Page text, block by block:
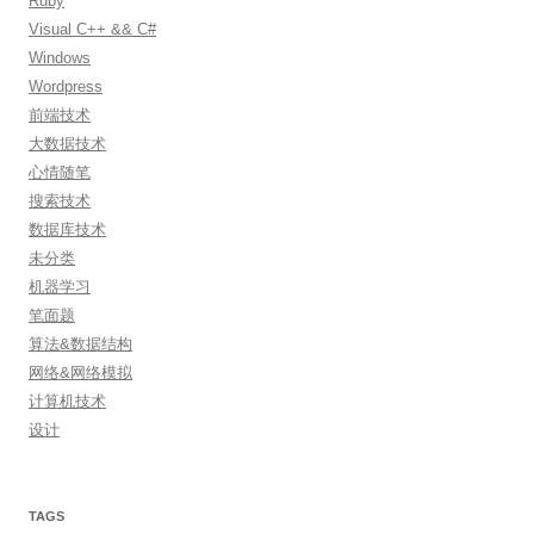
Visual C++ && C#
Windows
Wordpress
前端技术
大数据技术
心情随笔
搜索技术
数据库技术
未分类
机器学习
笔面题
算法&数据结构
网络&网络模拟
计算机技术
设计
TAGS